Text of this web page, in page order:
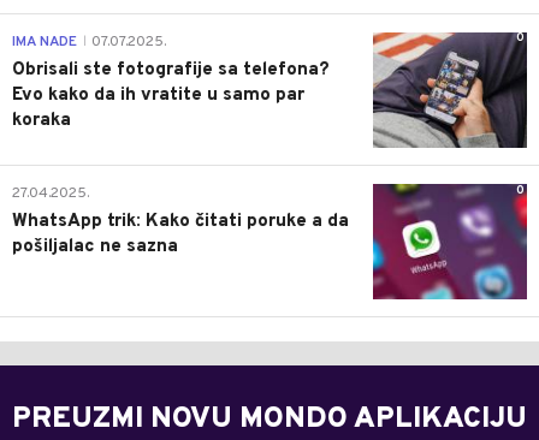
0
IMA NADE 07.07.2025.
Obrisali ste fotografije sa telefona?
Evo kako da ih vratite u samo par
koraka
0
27.04.2025.
WhatsApp trik: Kako čitati poruke a da
pošiljalac ne sazna
PREUZMI NOVU MONDO APLIKACIJU